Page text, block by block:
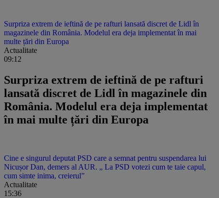
Surpriza extrem de ieftină de pe rafturi lansată discret de Lidl în
magazinele din România. Modelul era deja implementat în mai
multe țări din Europa
Actualitate
09:12
Surpriza extrem de ieftină de pe rafturi
lansată discret de Lidl în magazinele din
România. Modelul era deja implementat
în mai multe țări din Europa
Cine e singurul deputat PSD care a semnat pentru suspendarea lui
Nicușor Dan, demers al AUR. „ La PSD votezi cum te taie capul,
cum simte inima, creierul”
Actualitate
15:36